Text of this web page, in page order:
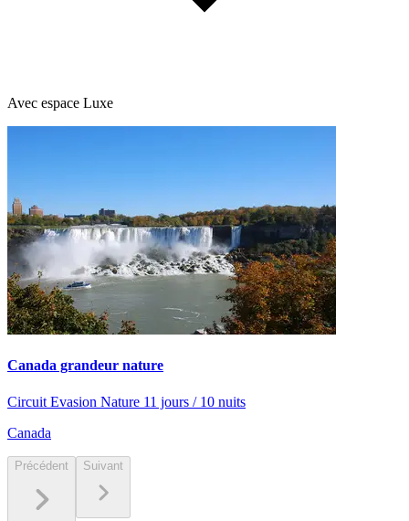
Avec espace Luxe
Canada grandeur nature
Circuit Evasion Nature 11 jours / 10 nuits
Canada
Précédent Suivant